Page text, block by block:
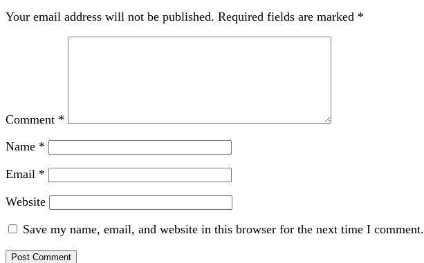
Your email address will not be published. Required fields are marked *
Comment *
Name *
Email *
Website
Save my name, email, and website in this browser for the next time I comment.